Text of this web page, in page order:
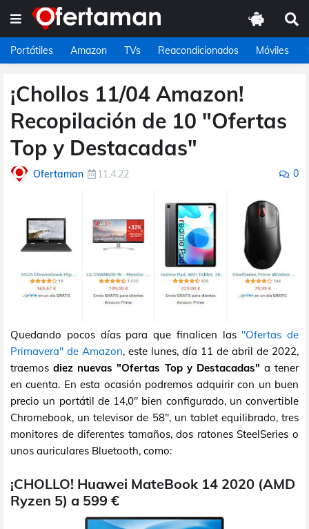
Portátiles Amazon TVs Reacondicionados Móviles
¡Chollos 11/04 Amazon!
Recopilación de 10 "Ofertas
Top y Destacadas"
Ofertaman 11.4.22 0
Quedando pocos días para que finalicen las "Ofertas de
Primavera" de Amazon, este lunes, día 11 de abril de 2022,
traemosdiez nuevas "Ofertas Top y Destacadas" a tener
en cuenta. En esta ocasión podremos adquirir con un buen
precio un portátil de 14,0" bien configurado, un convertible
Chromebook, un televisor de 58", un tablet equilibrado, tres
monitores de diferentes tamaños, dos ratones SteelSeries o
unos auriculares Bluetooth, como:
¡CHOLLO! Huawei MateBook 14 2020 (AMD
Ryzen 5) a 599 €